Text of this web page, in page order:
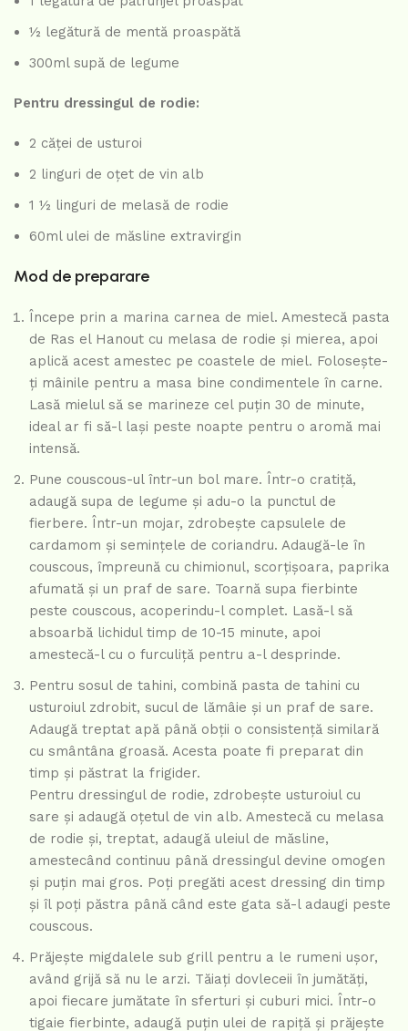
½ legătură de mentă proaspătă
300ml supă de legume
Pentru dressingul de rodie:
2 căței de usturoi
2 linguri de oțet de vin alb
1 ½ linguri de melasă de rodie
60ml ulei de măsline extravirgin
Mod de preparare
Începe prin a marina carnea de miel. Amestecă pasta
de Ras el Hanout cu melasa de rodie și mierea, apoi
aplică acest amestec pe coastele de miel. Folosește-
ți mâinile pentru a masa bine condimentele în carne.
Lasă mielul să se marineze cel puțin 30 de minute,
ideal ar fi să-l lași peste noapte pentru o aromă mai
intensă.
Pune couscous-ul într-un bol mare. Într-o cratiță,
adaugă supa de legume și adu-o la punctul de
fierbere. Într-un mojar, zdrobește capsulele de
cardamom și semințele de coriandru. Adaugă-le în
couscous, împreună cu chimionul, scorțișoara, paprika
afumată și un praf de sare. Toarnă supa fierbinte
peste couscous, acoperindu-l complet. Lasă-l să
absoarbă lichidul timp de 10-15 minute, apoi
amestecă-l cu o furculiță pentru a-l desprinde.
Pentru sosul de tahini, combină pasta de tahini cu
usturoiul zdrobit, sucul de lămâie și un praf de sare.
Adaugă treptat apă până obții o consistență similară
cu smântâna groasă. Acesta poate fi preparat din
timp și păstrat la frigider.
Pentru dressingul de rodie, zdrobește usturoiul cu
sare și adaugă oțetul de vin alb. Amestecă cu melasa
de rodie și, treptat, adaugă uleiul de măsline,
amestecând continuu până dressingul devine omogen
și puțin mai gros. Poți pregăti acest dressing din timp
și îl poți păstra până când este gata să-l adaugi peste
couscous.
Prăjește migdalele sub grill pentru a le rumeni ușor,
având grijă să nu le arzi. Tăiați dovleceii în jumătăți,
apoi fiecare jumătate în sferturi și cuburi mici. Într-o
tigaie fierbinte, adaugă puțin ulei de rapiță și prăjește